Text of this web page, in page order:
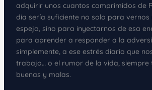
adquirir unos cuantos comprimidos de
día sería suficiente no solo para
espejo, sino para inyectarnos de esa
para aprender a responder a la
simplemente, a ese estrés diario que
trabajo… o el rumor de la vida, siempre
buenas y malas.